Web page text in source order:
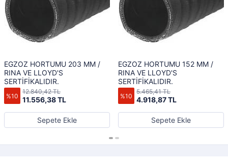
EGZOZ HORTUMU 203 MM /
RINA VE LLOYD'S
SERTİFİKALIDIR.
%10 11.556,38 TL
12.840,42 TL
Sepete Ekle
EGZOZ HORTUMU 152 MM /
RINA VE LLOYD'S
SERTİFİKALIDIR.
%10 4.918,87 TL
5.465,41 TL
Sepete Ekle